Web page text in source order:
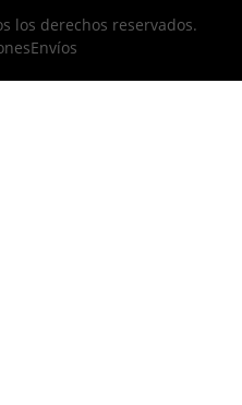
los derechos reservados.
Envíos